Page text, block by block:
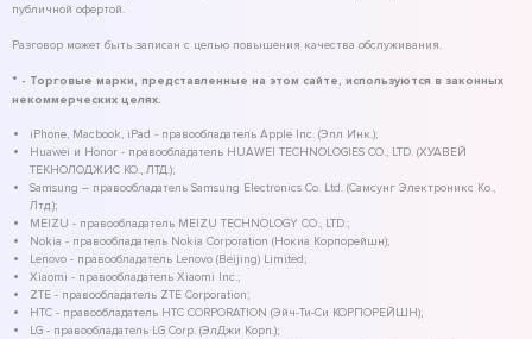
публичной офертой.
Разговор может быть записан с целью повышения качества обслуживания.
* - Торговые марки, представленные на этом сайте, используются в законных
некоммерческих целях.
iPhone, Macbook, iPad - правообладатель Apple Inc. (Эпл Инк.);
Huawei и Honor - правообладатель HUAWEI TECHNOLOGIES CO., LTD. (ХУАВЕЙ
ТЕКНОЛОДЖИС КО., ЛТД.);
Samsung – правообладатель Samsung Electronics Co. Ltd. (Самсунг Электроникс Ко.,
Лтд.);
MEIZU - правообладатель MEIZU TECHNOLOGY CO., LTD.;
Nokia - правообладатель Nokia Corporation (Нокиа Корпорейшн);
Lenovo - правообладатель Lenovo (Beijing) Limited;
Xiaomi - правообладатель Xiaomi Inc.;
ZTE - правообладатель ZTE Corporation;
HTC - правообладатель HTC CORPORATION (Эйч-Ти-Си КОРПОРЕЙШН);
LG - правообладатель LG Corp. (ЭлДжи Корп.);